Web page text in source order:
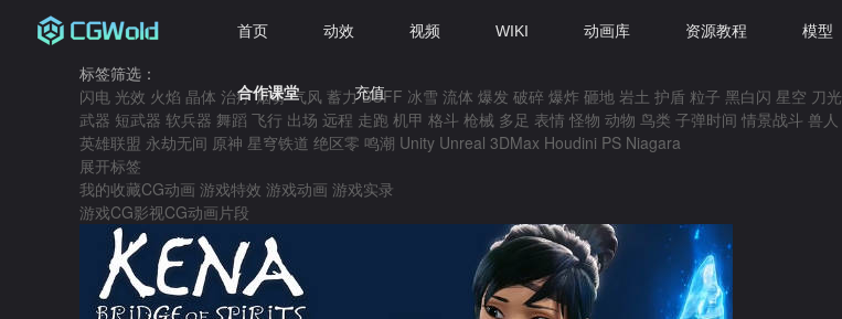
首页 动效 视频 WIKI 动画库 资源教程 模型
合作课堂 充值
标签筛选：
闪电 光效 火焰 晶体 治疗 烟雾 气风 蓄力 BUFF 冰雪 流体 爆发 破碎 爆炸 砸地 岩土 护盾 粒子 黑白闪 星空 刀光
武器 短武器 软兵器 舞蹈 飞行 出场 远程 走跑 机甲 格斗 枪械 多足 表情 怪物 动物 鸟类 子弹时间 情景战斗 兽人
英雄联盟 永劫无间 原神 星穹铁道 绝区零 鸣潮 Unity Unreal 3DMax Houdini PS Niagara
展开标签
我的收藏CG动画 游戏特效 游戏动画 游戏实录
游戏CG影视CG动画片段